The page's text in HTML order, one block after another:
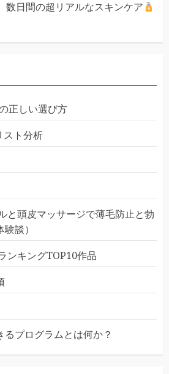
数日間の超リアルなスキンケア
正しい選び方
スト分析
と頭皮マッサージで薄毛防止と勃
談）
ンキングTOP10作品
るプログラムとは何か？